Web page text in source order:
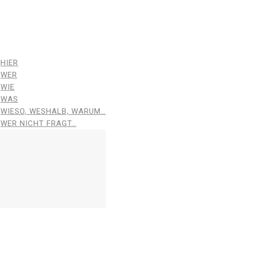
HIER
WER
WIE
WAS
WIESO, WESHALB, WARUM…
WER NICHT FRAGT…